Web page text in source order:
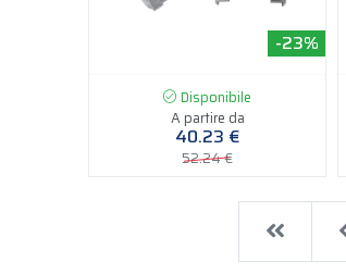
-23%
Disponibile
A partire da
40.23 €
52.24 €
First